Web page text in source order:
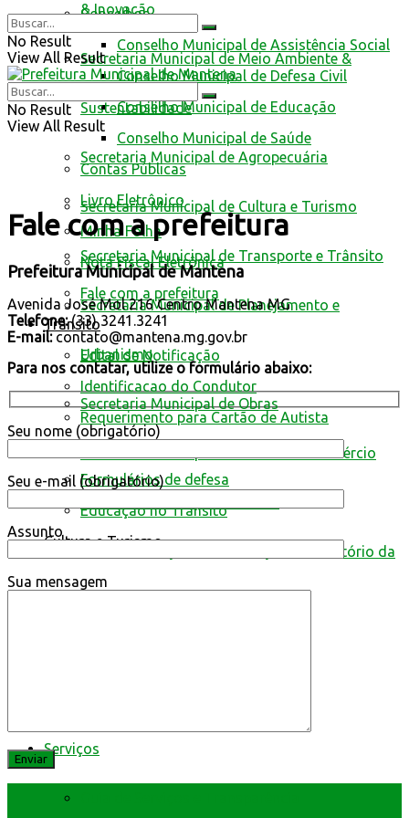
Conselhos
Conselho Municipal de Assistência Social
Conselho Municipal de Defesa Civil
Conselho Municipal de Educação
Conselho Municipal de Saúde
Contas Públicas
Livro Eletrônico
Minha Folha
Nota Fiscal Eletrônica
Fale com a prefeitura
Trânsito
Edital de Notificação
Identificacao do Condutor
Requerimento para Cartão de Autista
Formulários de defesa
Educação no Trânsito
Cultura e Turismo
& Inovação
Secretaria Municipal de Meio Ambiente &
Sustentabilidade
Secretaria Municipal de Agropecuária
Secretaria Municipal de Cultura e Turismo
Secretaria Municipal de Transporte e Trânsito
Secretaria Municipal de Planejamento e
Urbanismo
Secretaria Municipal de Obras
Secretaria Municipal de Indústria e Comércio
Declaração de Publicação do Relatório da
Serviços
No Result
View All Result
No Result
View All Result
Fale com a prefeitura
Prefeitura Municipal de Mantena
Avenida José Mol 216 Centro Mantena MG
Telefone:(33) 3241.3241
E-mail:contato@mantena.mg.gov.br
Para nos contatar, utilize o formulário abaixo:
Seu nome (obrigatório)
Seu e-mail (obrigatório)
Assunto
Sua mensagem